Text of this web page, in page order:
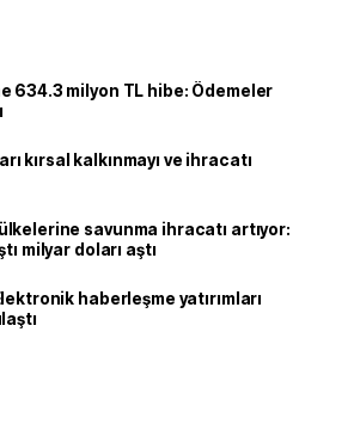
634.3 milyon TL hibe: Ödemeler
kırsal kalkınmayı ve ihracatı
savunma ihracatı artıyor:
milyar doları aştı
haberleşme yatırımları